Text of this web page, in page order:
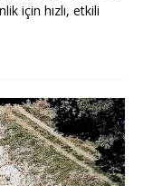
için hızlı, etkili